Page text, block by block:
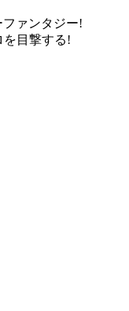
ァンタジー!
を目撃する!